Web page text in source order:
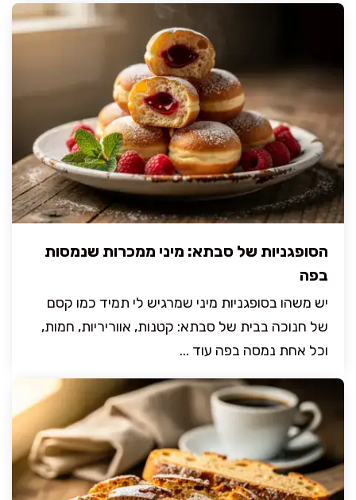
הסופגניות של סבתא: מיני ממכרות שנמסות
בפה
יש משהו בסופגניות מיני שמרגיש לי תמיד כמו קסם
של חנוכה בבית של סבתא: קטנות, אווריריות, חמות,
וכל אחת נמסה בפה עוד ...